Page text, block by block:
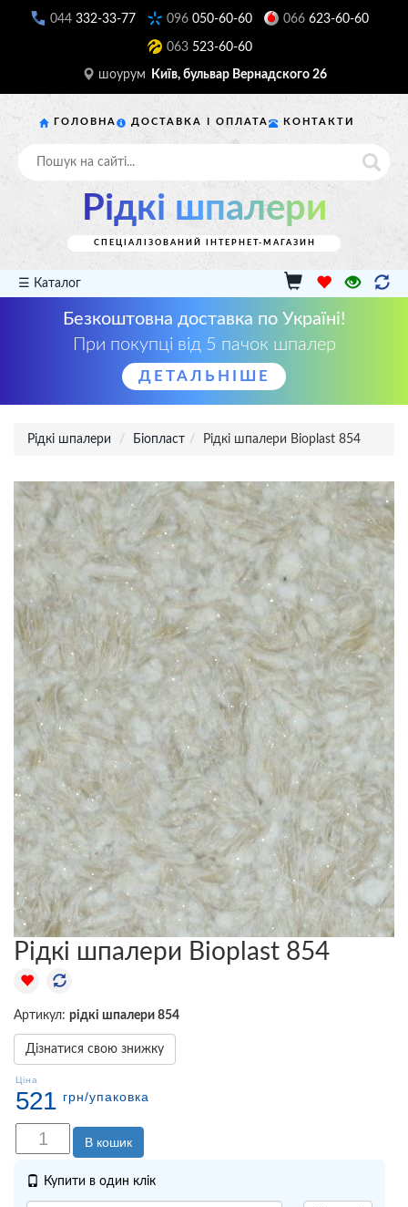
044 332-33-77 096 050-60-60 066 623-60-60
063 523-60-60
шоурум Київ, бульвар Вернадского 26
ГОЛОВНА ДОСТАВКА І ОПЛАТА КОНТАКТИ
Рідкі шпалери
СПЕЦІАЛІЗОВАНИЙ ІНТЕРНЕТ-МАГАЗИН
☰ Каталог
Безкоштовна доставка по Україні!
При покупці від 5 пачок шпалер
ДЕТАЛЬНІШЕ
Рідкі шпалери Біопласт Рідкі шпалери Bioplast 854
Рідкі шпалери Bioplast 854
Артикул: рідкі шпалери 854
Дізнатися свою знижку
Ціна
521 грн/упаковка
В кошик
Купити в один клік